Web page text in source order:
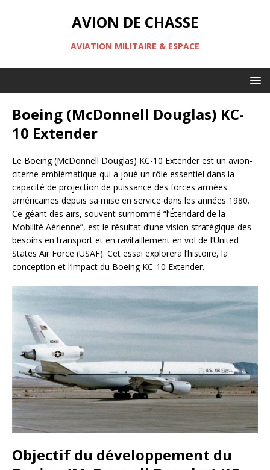
AVION DE CHASSE
AVIATION MILITAIRE & ESPACE
Boeing (McDonnell Douglas) KC-
10 Extender
Le Boeing (McDonnell Douglas) KC-10 Extender est un avion-
citerne emblématique qui a joué un rôle essentiel dans la
capacité de projection de puissance des forces armées
américaines depuis sa mise en service dans les années 1980.
Ce géant des airs, souvent surnommé “l’Étendard de la
Mobilité Aérienne”, est le résultat d’une vision stratégique des
besoins en transport et en ravitaillement en vol de l’United
States Air Force (USAF). Cet essai explorera l’histoire, la
conception et l’impact du Boeing KC-10 Extender.
Objectif du développement du